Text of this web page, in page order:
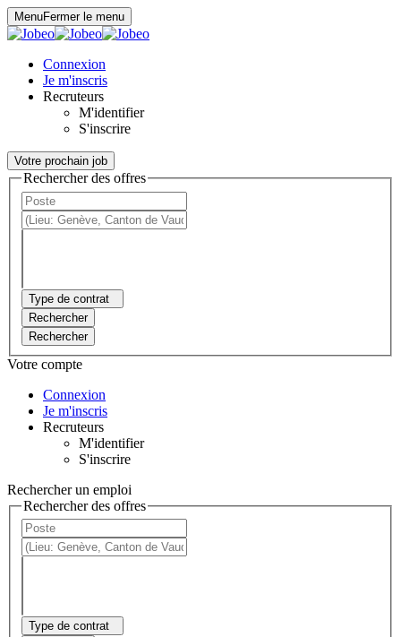
MenuFermer le menu
Connexion
Je m'inscris
Recruteurs
M'identifier
S'inscrire
Votre prochain job
Rechercher des offres
Type de contrat
Rechercher
Rechercher
Votre compte
Connexion
Je m'inscris
Recruteurs
M'identifier
S'inscrire
Rechercher un emploi
Rechercher des offres
Type de contrat
Panneau de gestion des cookies